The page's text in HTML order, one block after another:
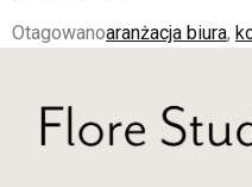
Otagowanoaranżacja biura,